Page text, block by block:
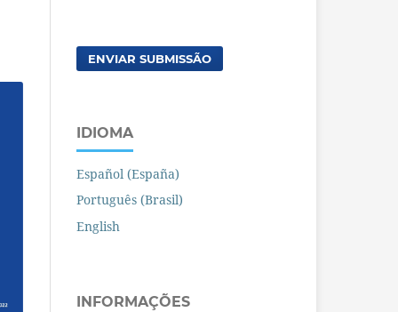
ENVIAR SUBMISSÃO
IDIOMA
Español (España)
Português (Brasil)
English
INFORMAÇÕES